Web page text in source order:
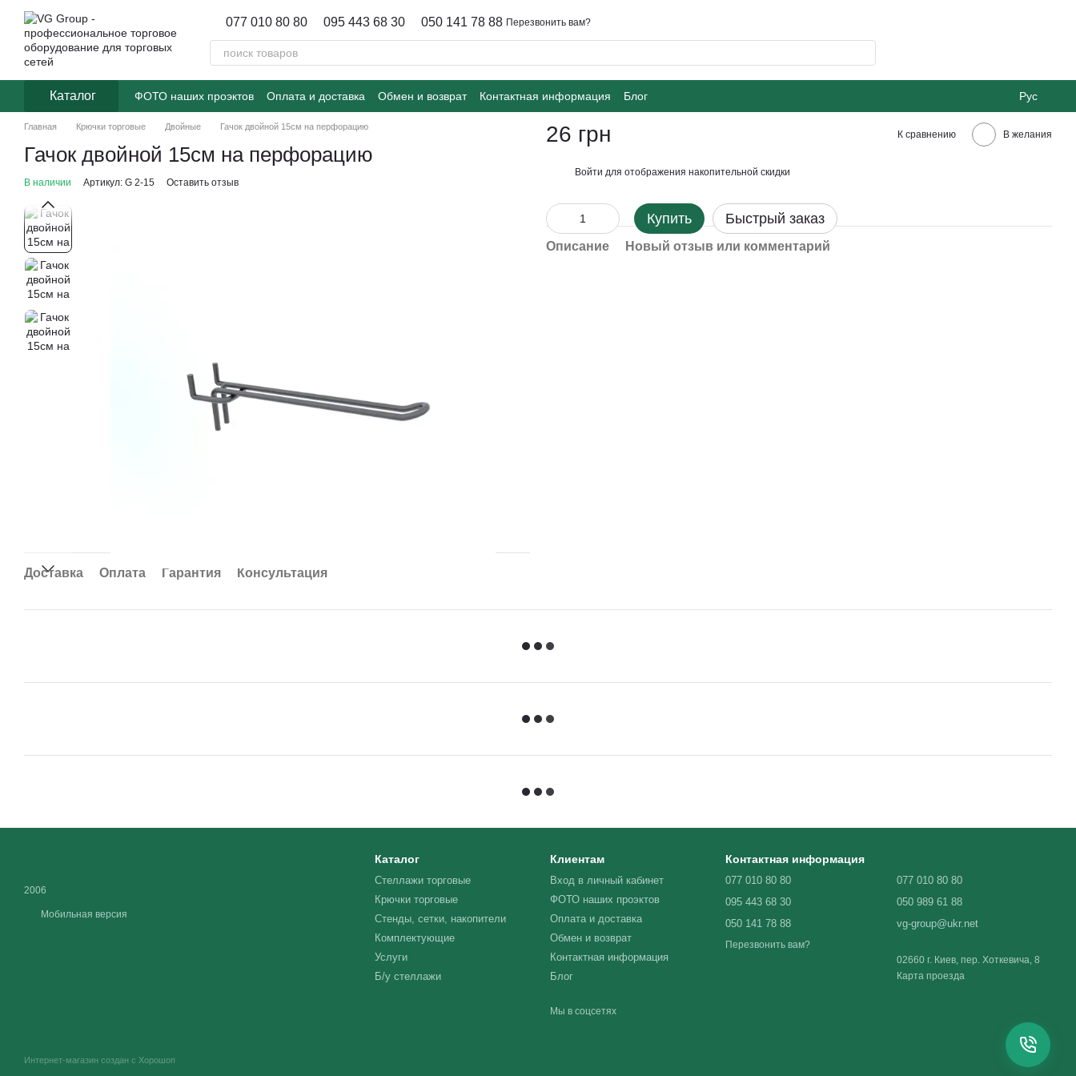
Перейти к основному контенту
077 010 80 80 095 443 68 30 050 141 78 88 Перезвонить вам?
Каталог ФОТО наших проэктов Оплата и доставка Обмен и возврат Контактная информация Блог Рус
Главная Крючки торговые Двойные Гачок двойной 15см на перфорацию
Гачок двойной 15см на перфорацию
В наличии Артикул: G 2-15 Оставить отзыв
Доставка Оплата Гарантия Консультация
26 грн К сравнению В желания
Войти для отображения накопительной скидки
Купить Быстрый заказ
Описание Новый отзыв или комментарий
2006
Мобильная версия
Интернет-магазин создан с Хорошоп
Каталог
Стеллажи торговые
Крючки торговые
Стенды, сетки, накопители
Комплектующие
Услуги
Б/у стеллажи
Клиентам
Вход в личный кабинет
ФОТО наших проэктов
Оплата и доставка
Обмен и возврат
Контактная информация
Блог
Мы в соцсетях
Контактная информация
077 010 80 80
095 443 68 30
050 141 78 88
Перезвонить вам?
077 010 80 80
050 989 61 88
vg-group@ukr.net
02660 г. Киев, пер. Хоткевича, 8
Карта проезда